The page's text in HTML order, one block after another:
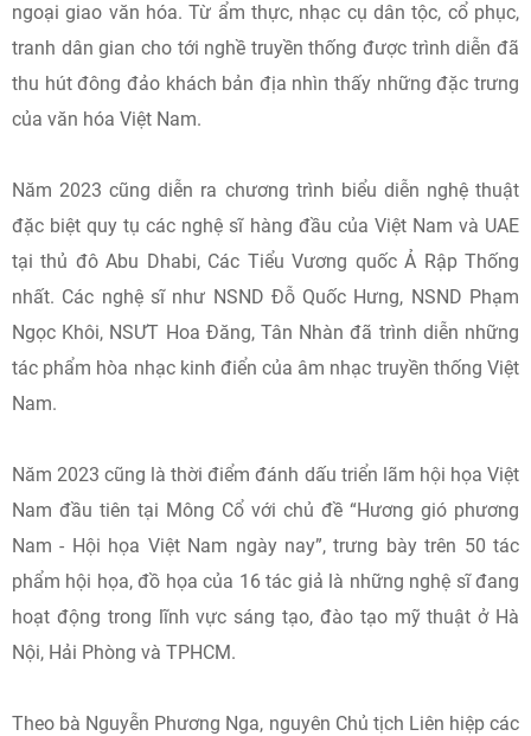
ngoại giao văn hóa. Từ ẩm thực, nhạc cụ dân tộc, cổ phục,
tranh dân gian cho tới nghề truyền thống được trình diễn đã
thu hút đông đảo khách bản địa nhìn thấy những đặc trưng
của văn hóa Việt Nam.
Năm 2023 cũng diễn ra chương trình biểu diễn nghệ thuật
đặc biệt quy tụ các nghệ sĩ hàng đầu của Việt Nam và UAE
tại thủ đô Abu Dhabi, Các Tiểu Vương quốc Ả Rập Thống
nhất. Các nghệ sĩ như NSND Đỗ Quốc Hưng, NSND Phạm
Ngọc Khôi, NSƯT Hoa Đăng, Tân Nhàn đã trình diễn những
tác phẩm hòa nhạc kinh điển của âm nhạc truyền thống Việt
Nam.
Năm 2023 cũng là thời điểm đánh dấu triển lãm hội họa Việt
Nam đầu tiên tại Mông Cổ với chủ đề “Hương gió phương
Nam - Hội họa Việt Nam ngày nay”, trưng bày trên 50 tác
phẩm hội họa, đồ họa của 16 tác giả là những nghệ sĩ đang
hoạt động trong lĩnh vực sáng tạo, đào tạo mỹ thuật ở Hà
Nội, Hải Phòng và TPHCM.
Theo bà Nguyễn Phương Nga, nguyên Chủ tịch Liên hiệp các